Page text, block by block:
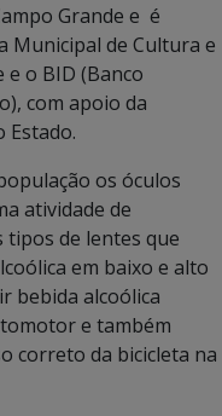
Grande e é
Municipal de Cultura e
o BID (Banco
com apoio da
Estado.
os óculos
atividade de
de lentes que
em baixo e alto
bebida alcoólica
e também
correto da bicicleta na